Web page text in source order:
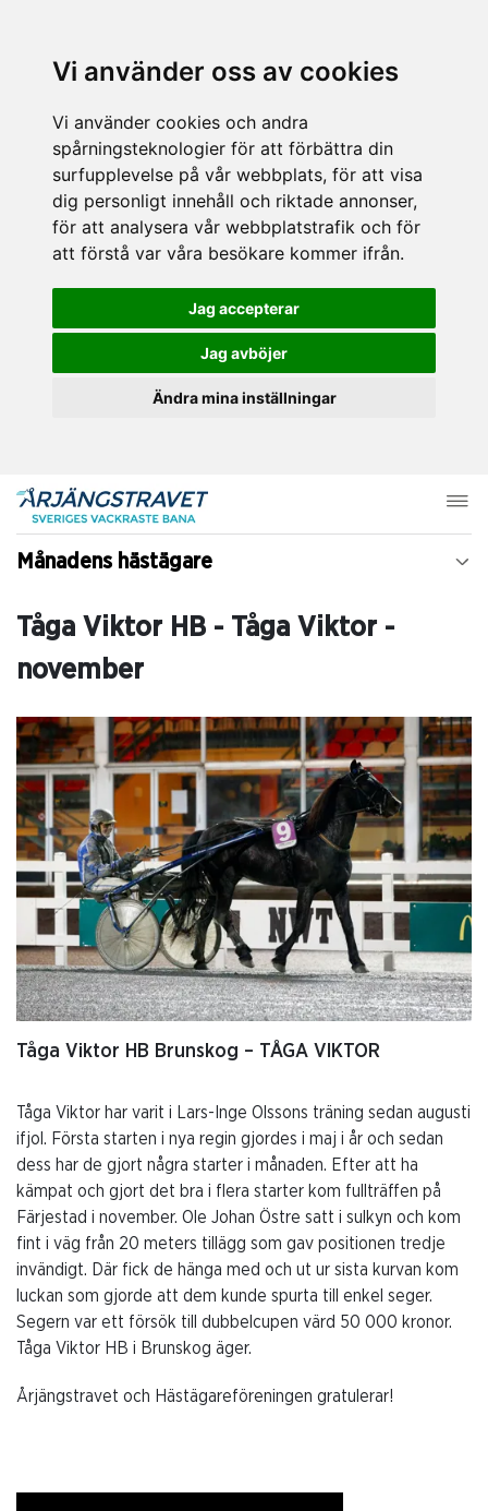
Vi använder oss av cookies
Vi använder cookies och andra
spårningsteknologier för att förbättra din
surfupplevelse på vår webbplats, för att visa
dig personligt innehåll och riktade annonser,
för att analysera vår webbplatstrafik och för
att förstå var våra besökare kommer ifrån.
Jag accepterar
Jag avböjer
Ändra mina inställningar
Månadens hästägare
Tåga Viktor HB - Tåga Viktor -
november
Tåga Viktor HB Brunskog – TÅGA VIKTOR
Tåga Viktor har varit i Lars-Inge Olssons träning sedan augusti
ifjol. Första starten i nya regin gjordes i maj i år och sedan
dess har de gjort några starter i månaden. Efter att ha
kämpat och gjort det bra i flera starter kom fullträffen på
Färjestad i november. Ole Johan Östre satt i sulkyn och kom
fint i väg från 20 meters tillägg som gav positionen tredje
invändigt. Där fick de hänga med och ut ur sista kurvan kom
luckan som gjorde att dem kunde spurta till enkel seger.
Segern var ett försök till dubbelcupen värd 50 000 kronor.
Tåga Viktor HB i Brunskog äger.
Årjängstravet och Hästägareföreningen gratulerar!